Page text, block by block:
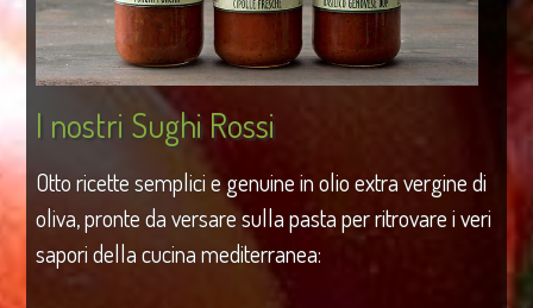
I nostri Sughi Rossi
Otto ricette semplici e genuine in olio extra vergine di
oliva, pronte da versare sulla pasta per ritrovare i veri
sapori della cucina mediterranea: